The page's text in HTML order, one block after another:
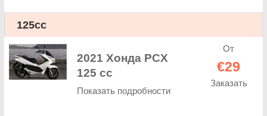
125cc
2021 Хонда PCX
125 cc
Показать подробности
От
€29
Заказать